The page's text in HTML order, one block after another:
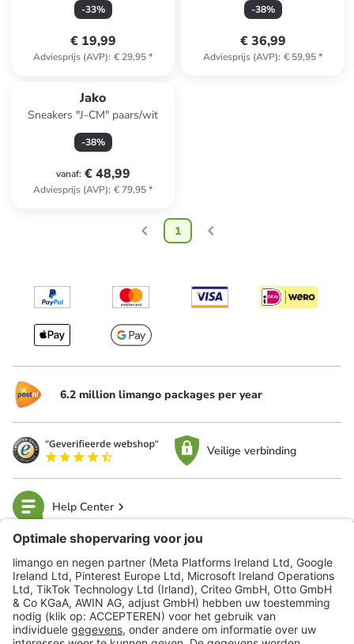
-33%
€ 19,99
Adviesprijs (AVP): € 29,95*
-38%
€ 36,99
Adviesprijs (AVP): € 59,95*
Jako
Sneakers "J-CM" paars/wit
-38%
vanaf: € 48,99
Adviesprijs (AVP): € 79,95*
1
6.2 million limango packages per year
Veilige verbinding
Help Center
limango
Veilig winkelen
Klantenservice